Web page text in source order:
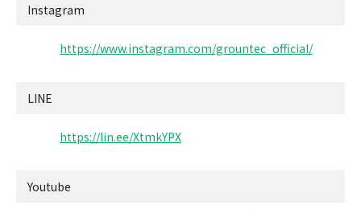
Instagram
https://www.instagram.com/grountec_official/
LINE
https://lin.ee/XtmkYPX
Youtube